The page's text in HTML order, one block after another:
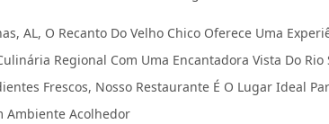
AL, O Recanto Do Velho Chico Oferece Uma
Regional Com Uma Encantadora Vista Do Rio
Frescos, Nosso Restaurante É O Lugar Ideal
Ambiente Acolhedor